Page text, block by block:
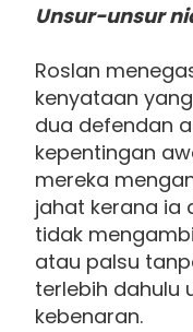
Unsur-unsur
Roslan
kenyataan
dua defendan
kepentingan
mereka
jahat kerana ia
tidak
atau palsu
terlebih dahulu
kebenaran.